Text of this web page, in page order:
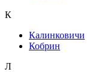
К
Калинковичи
Кобрин
Л